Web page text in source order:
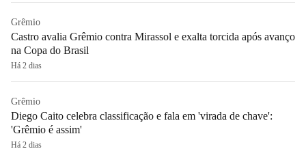
Grêmio
Castro avalia Grêmio contra Mirassol e exalta torcida após avanço
na Copa do Brasil
Há 2 dias
Grêmio
Diego Caito celebra classificação e fala em 'virada de chave':
'Grêmio é assim'
Há 2 dias